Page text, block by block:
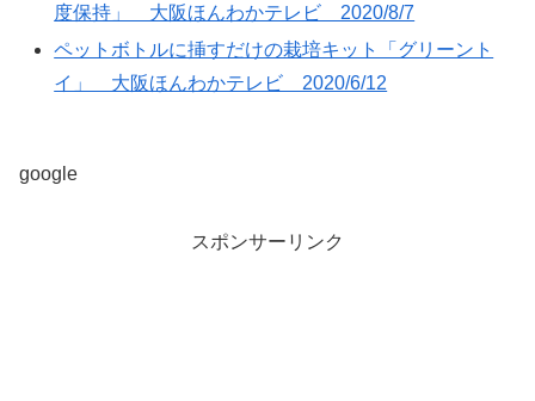
度保持」 大阪ほんわかテレビ 2020/8/7
ペットボトルに挿すだけの栽培キット「グリーント
イ」 大阪ほんわかテレビ 2020/6/12
google
スポンサーリンク